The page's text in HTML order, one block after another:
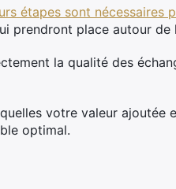
étapes sont
prendront place autour de
la qualité des
votre valeur ajoutée
optimal.